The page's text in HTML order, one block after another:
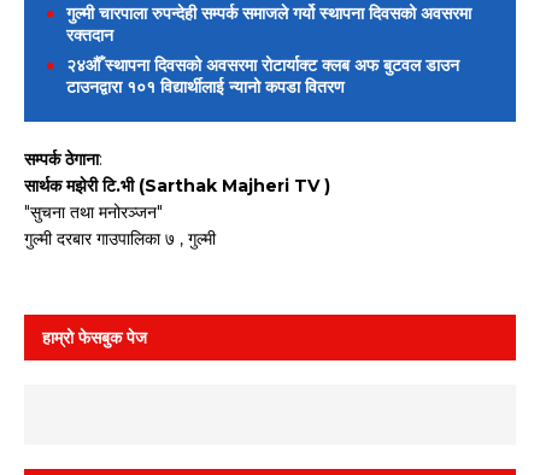
गुल्मी चारपाला रुपन्देही सम्पर्क समाजले गर्यो स्थापना दिवसको अवसरमा
रक्तदान
२४औँ स्थापना दिवसको अवसरमा रोटार्याक्ट क्लब अफ बुटवल डाउन
टाउनद्वारा १०१ विद्यार्थीलाई न्यानो कपडा वितरण
सम्पर्क ठेगाना:
सार्थक मझेरी टि.भी (Sarthak Majheri TV )
"सुचना तथा मनोरञ्जन"
गुल्मी दरबार गाउपालिका ७ , गुल्मी
हाम्रो फेसबुक पेज